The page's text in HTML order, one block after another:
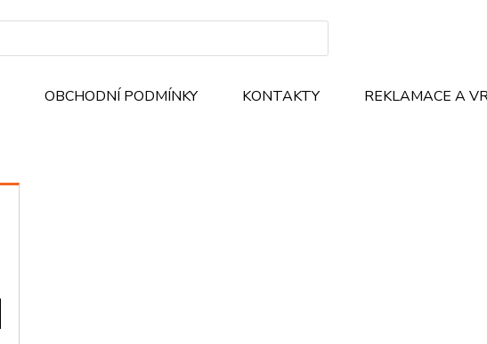
OBCHODNÍ PODMÍNKY KONTAKTY REKLAMACE A